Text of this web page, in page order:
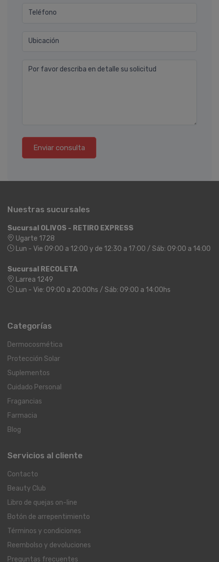
Teléfono
Ubicación
Por favor describa en detalle su solicitud
Enviar consulta
Nuestras sucursales
Sucursal OLIVOS - RETIRO EXPRESS
Ugarte 1728
Lun - Vie 09:00 a 12:00 y de 12:30 a 17:00 / Sáb: 09:00 a 14:00
Sucursal RECOLETA
Larrea 1249
Lun - Vie: 09:00 a 20:00hs / Sáb: 09:00 a 14:00hs
Categorías
Dermocosmética
Protección Solar
Suplementos
Cuidado Personal
Fragancias
Farmacia
Blog
Servicios al cliente
Contacto
Beauty Club
Libro de quejas on-line
Botón de arrepentimiento
Términos y condiciones
Reembolso y devoluciones
Preguntas frecuentes